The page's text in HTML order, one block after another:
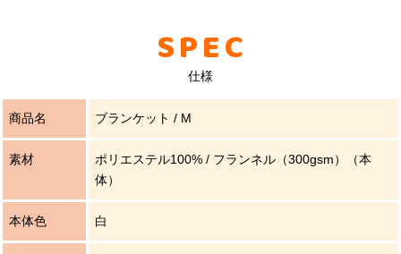
SPEC
仕様
商品名 ブランケット / M
素材
ポリエステル100% / フランネル（300gsm）（本
体）
本体色 白